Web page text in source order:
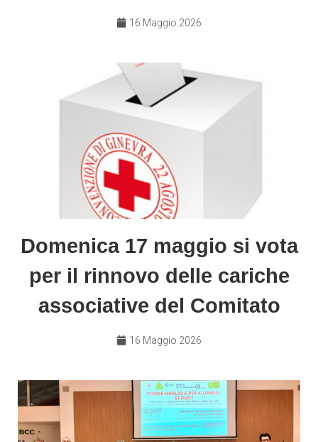
16 Maggio 2026
Domenica 17 maggio si vota
per il rinnovo delle cariche
associative del Comitato
16 Maggio 2026